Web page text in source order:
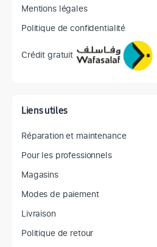
Mentions légales
Politique de confidentialité
Crédit gratuit
Liens utiles
Réparation et maintenance
Pour les professionnels
Magasins
Modes de paiement
Livraison
Politique de retour